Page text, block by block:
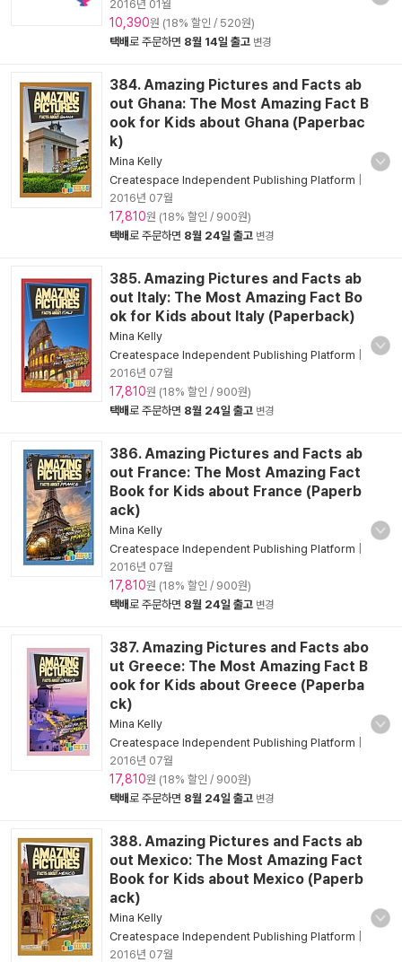
2016년 01월
10,390원 (18% 할인 / 520원)
택배로 주문하면 8월 14일 출고 변경
384. Amazing Pictures and Facts ab
out Ghana: The Most Amazing Fact B
ook for Kids about Ghana (Paperbac
k)
Mina Kelly
Createspace Independent Publishing Platform
2016년 07월
17,810원 (18% 할인 / 900원)
택배로 주문하면 8월 24일 출고 변경
385. Amazing Pictures and Facts ab
out Italy: The Most Amazing Fact Bo
ok for Kids about Italy (Paperback)
Mina Kelly
Createspace Independent Publishing Platform
2016년 07월
17,810원 (18% 할인 / 900원)
택배로 주문하면 8월 24일 출고 변경
386. Amazing Pictures and Facts ab
out France: The Most Amazing Fact
Book for Kids about France (Paperb
ack)
Mina Kelly
Createspace Independent Publishing Platform
2016년 07월
17,810원 (18% 할인 / 900원)
택배로 주문하면 8월 24일 출고 변경
387. Amazing Pictures and Facts abo
ut Greece: The Most Amazing Fact B
ook for Kids about Greece (Paperba
ck)
Mina Kelly
Createspace Independent Publishing Platform
2016년 07월
17,810원 (18% 할인 / 900원)
택배로 주문하면 8월 24일 출고 변경
388. Amazing Pictures and Facts ab
out Mexico: The Most Amazing Fact
Book for Kids about Mexico (Paperb
ack)
Mina Kelly
Createspace Independent Publishing Platform
2016년 07월